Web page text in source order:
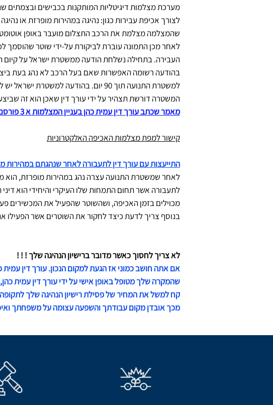
מערכת מצלמות דיגיטליות המותקנות בכבישים ובצמתים
לצורך אכיפת עבירות כגון: נהיגה במהירות מופרזת או
שהמצלמה מצלמת את הרכב התצלום מועבר באופן
לאחר מכן התמונה עוברת לביקורת על-ידי שוטר שהוסמך
העבירה. בתחילה נשלחת הודעה ממשטרת ישראל על קיום
בהודעה רשומה האפשרות שאם בעל הרכב לא נהג בעת
למשטרת התנועה תוך 90 יום. בהודעה
המשטרה דורשת תצהיר על ידי עורך דין שאכן הוא זה
מאמר שכתב עורך דין עמית כהן בעניין המצלמות א 3 פורסם באתר וואלה לקריאת המאמר לחץ כאן !!!
קישור למפת מצלמות האכיפה האלקטרוניות
התייעצות עם עורך דין לתעבורה לאחר שנהגתם במהירות
לאחר שמשטרת התנועה עצרה נהג במהירות מופרזת, הוא
לתעבורה אשר תחום התמחות שלו העיקרי והיחידי הוא
מכוילים בזמן האכיפה, ושהשוטר שהפעיל את המכשירים
בנוסף צריך לדעת כיצד לחקור את השוטרים אשר הפעילו
לא צריך לחסוך כאשר מדובר ברישיון הנהיגה שלך ! ! !
אם אתה חושב כמוני אז הגעת למקום הנכון. עורך דין
שהמקרה שלך מטופל באופן אישי על ידי עורך דין עמית
קח למשל את המחיר של פסילת רישיון הנהיגה שלך לתקופה
מכך אובדן מקום עבודתך והשפעה עצומה על משפחתך